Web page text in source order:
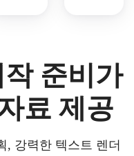
준비가
료 제공
, 강력한 텍스트 렌더